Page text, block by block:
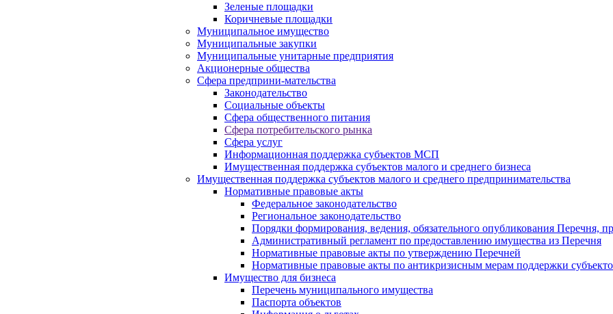
Зеленые площадки
Коричневые площадки
Муниципальное имущество
Муниципальные закупки
Муниципальные унитарные предприятия
Акционерные общества
Сфера предприни-мательства
Законодательство
Социальные объекты
Сфера общественного питания
Сфера потребительского рынка
Сфера услуг
Информационная поддержка субъектов МСП
Имущественная поддержка субъектов малого и среднего бизнеса
Имущественная поддержка субъектов малого и среднего предпринимательства
Нормативные правовые акты
Федеральное законодательство
Региональное законодательство
Порядки формирования, ведения, обязательного опубликования Перечня,
Административный регламент по предоставлению имущества из Перечня
Нормативные правовые акты по утверждению Перечней
Нормативные правовые акты по антикризисным мерам поддержки
Имущество для бизнеса
Перечень муниципального имущества
Паспорта объектов